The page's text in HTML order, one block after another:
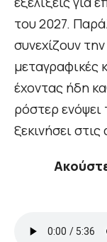
του 2027.
συνεχίζουν
μεταγραφικές
έχοντας ήδη
ρόστερ
ξεκινήσει